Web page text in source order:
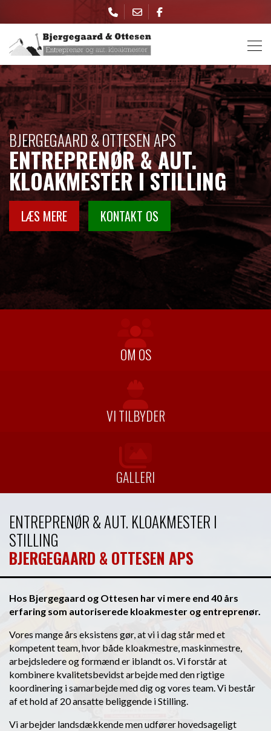
til
hovedindhold
BJERGEGAARD & OTTESEN APS​​​
ENTREPRENØR & AUT.
KLOAKMESTER I STILLING
LÆS MERE KONTAKT OS
OM OS
VI TILBYDER
GALLERI
ENTREPRENØR & AUT. KLOAKMESTER I
STILLING
BJERGEGAARD & OTTESEN APS​​​
Hos Bjergegaard og Ottesen har vi mere end 40 års
erfaring som autoriserede kloakmester og entreprenør.
Vores mange års eksistens gør, at vi i dag står med et
kompetent team, hvor både kloakmestre, maskinmestre,
arbejdsledere og formænd er iblandt os. Vi forstår at
kombinere kvalitetsbevidst arbejde med den rigtige
koordinering i samarbejde med dig og vores team. Vi består
af et hold af 20 ansatte beliggende i Stilling.
Vi arbejder landsdækkende men udfører hovedsageligt